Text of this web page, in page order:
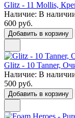
Glitz - 11 Mollis,
Наличие: В
600 руб.
Добавить в корзину
Glitz - 10 Tanner,
Наличие: В
500 руб.
Добавить в корзину